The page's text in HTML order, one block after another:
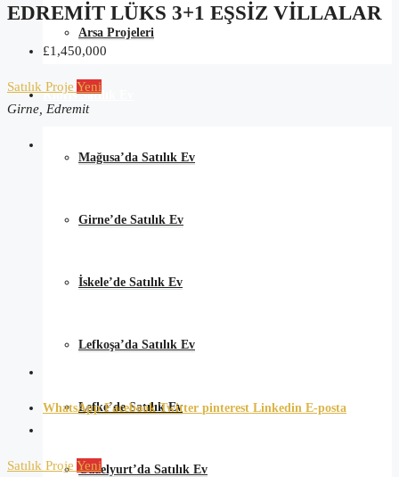
Arsa Projeleri
Kıbrıs Satılık Ev
Mağusa’da Satılık Ev
Girne’de Satılık Ev
İskele’de Satılık Ev
Lefkoşa’da Satılık Ev
Lefke’de Satılık Ev
Güzelyurt’da Satılık Ev
EDREMIT LÜKS 3+1 EŞSIZ VILLALAR
£1,450,000
Satılık Proje Yeni
Girne, Edremit
WhatsApp FacebookTwitter pinterest Linkedin E-posta
Satılık Proje Yeni